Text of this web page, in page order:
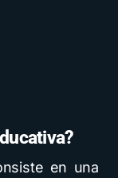
en una